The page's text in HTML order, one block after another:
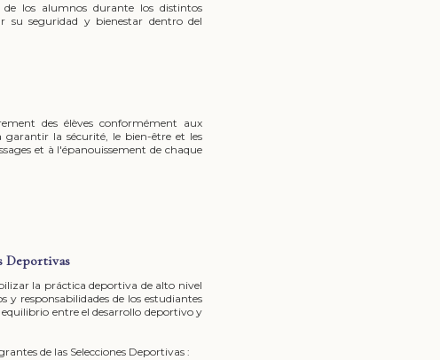
de los alumnos durante los distintos
su seguridad y bienestar dentro del
des élèves conformément aux
garantir la sécurité, le bien-être et les
et à l'épanouissement de chaque
Deportivas
la práctica deportiva de alto nivel
y responsabilidades de los estudiantes
entre el desarrollo deportivo y
de las Selecciones Deportivas :